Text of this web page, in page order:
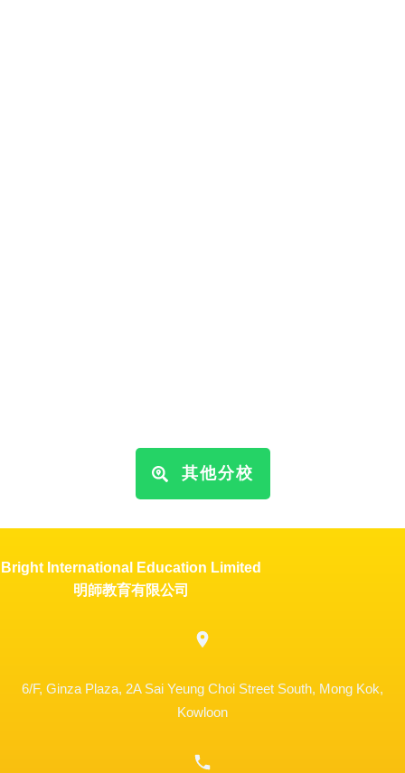
其他分校
Bright International Education Limited
明師教育有限公司
6/F, Ginza Plaza, 2A Sai Yeung Choi Street South, Mong Kok,
Kowloon